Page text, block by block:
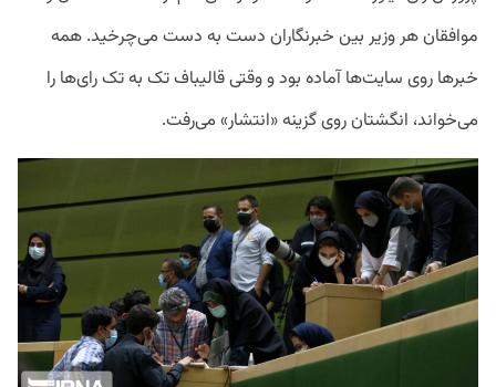
موافقان هر وزیر بین خبرنگاران دست به دست می‌چرخید. همه
خبرها روی سایت‌ها آماده بود و وقتی قالیباف تک به تک رای‌ها را
می‌خواند، انگشتان روی گزینه «انتشار» می‌رفت.